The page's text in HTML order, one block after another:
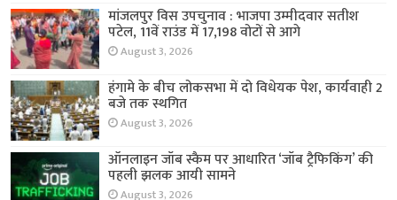
मांजलपुर विस उपचुनाव : भाजपा उम्मीदवार सतीश
पटेल, 11वें राउंड में 17,198 वोटों से आगे
August 3, 2026
हंगामे के बीच लोकसभा में दो विधेयक पेश, कार्यवाही 2
बजे तक स्थगित
August 3, 2026
ऑनलाइन जॉब स्कैम पर आधारित ‘जॉब ट्रैफिकिंग’ की
पहली झलक आयी सामने
August 3, 2026